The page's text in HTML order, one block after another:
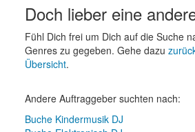
Doch lieber eine
Fühl Dich frei um Dich auf die Suche
Genres zu gegeben. Gehe dazu
Übersicht.
Andere Auftraggeber suchten nach:
Buche Kindermusik DJ